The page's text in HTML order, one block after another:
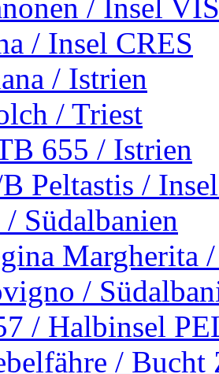
/ Insel VIS
/ Insel CRES
/ Istrien
/ Triest
655 / Istrien
Peltastis /
/ Südalbanien
Margherita
/
/ Halbinsel
/ Bucht